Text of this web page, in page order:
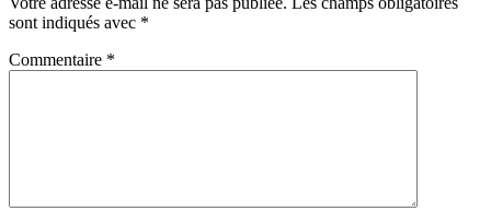
sont indiqués avec *
Commentaire *